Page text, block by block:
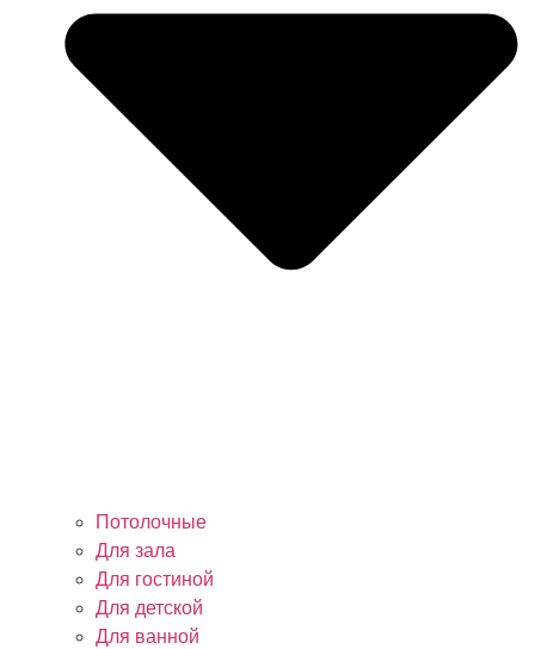
Потолочные
Для зала
Для гостиной
Для детской
Для ванной